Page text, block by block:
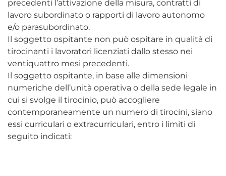
precedenti l’attivazione della misura, contratti di
lavoro subordinato o rapporti di lavoro autonomo
e/o parasubordinato.
Il soggetto ospitante non può ospitare in qualità di
tirocinanti i lavoratori licenziati dallo stesso nei
ventiquattro mesi precedenti.
Il soggetto ospitante, in base alle dimensioni
numeriche dell’unità operativa o della sede legale in
cui si svolge il tirocinio, può accogliere
contemporaneamente un numero di tirocini, siano
essi curriculari o extracurriculari, entro i limiti di
seguito indicati: